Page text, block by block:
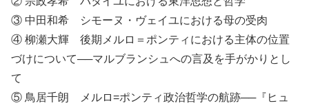
③ 中田和希 シモーヌ・ヴェイユにおける母の受肉
④ 柳瀬大輝 後期メルロ＝ポンティにおける主体の位置
づけについて──マルブランシュへの言及を手がかりとし
て
⑤ 鳥居千朗 メルロ=ポンティ政治哲学の航跡──『ヒュ